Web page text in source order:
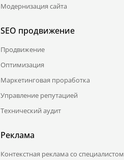
Модернизация сайта
SEO продвижение
Продвижение
Оптимизация
Маркетинговая проработка
Управление репутацией
Технический аудит
Реклама
Контекстная реклама со специалистом